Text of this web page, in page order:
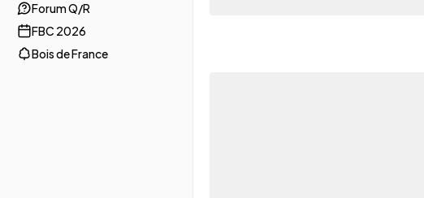
Forum Q/R
FBC 2026
Bois de France